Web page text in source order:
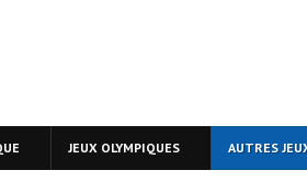
JEUX OLYMPIQUES AUTRES